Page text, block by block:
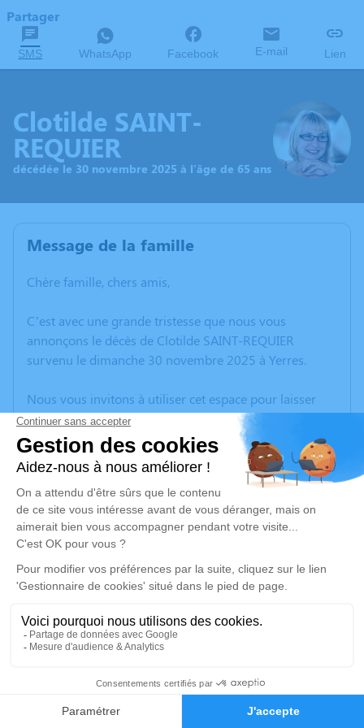
Faire-part Hommages
Partager
SMS WhatsApp Facebook E-mail Lien
Clotilde SAINT-
REQUIER
décédée le 30 novembre 2025 à l'âge de 65 ans
Message de la famille
Chère famille, chers amis,
C’est avec une grande tristesse que nous vous
annonçons le décès de Clotilde SAINT-REQUIER
survenu le dimanche 30 novembre 2025 à Yerres.
Nous vous invitons à utiliser cet espace pour laisser
vos condoléances, partager des photos souvenirs, une
anecdote ou exprimer vos pensées à travers des
poèmes ou des textes. Cet endroit est un lieu
d'expression dédié à honorer la mémoire de Clotilde
SAINT-REQUIER.
Un service de plantation d’arbre hommage est
disponible ici.
Je rends hommage
Cérémonie religieuse
Église Saint Clément de Wasquehal
1 Rue Clément Béthune